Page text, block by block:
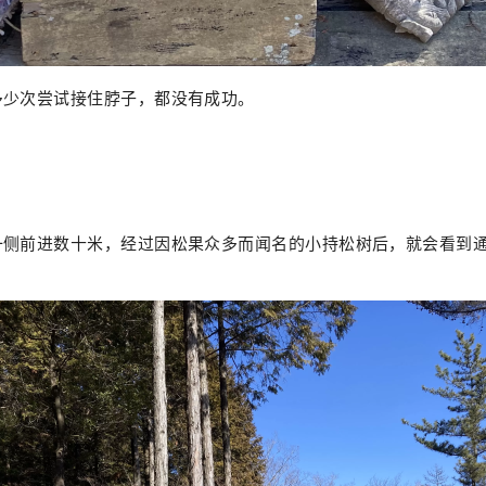
次尝试接住脖子，都没有成功。
前进数十米，经过因松果众多而闻名的小持松树后，就会看到